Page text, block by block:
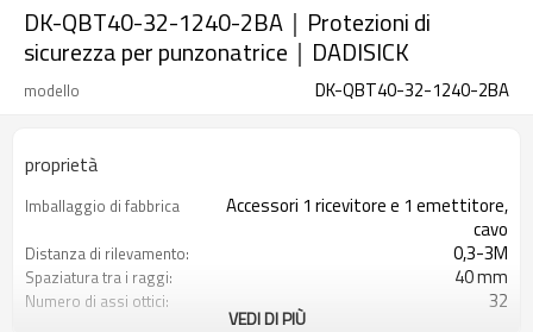
DK-QBT40-32-1240-2BA｜Protezioni di
sicurezza per punzonatrice｜DADISICK
modello DK-QBT40-32-1240-2BA
proprietà
Imballaggio di fabbrica
Accessori 1 ricevitore e 1 emettitore,
cavo
Distanza di rilevamento: 0,3-3M
Spaziatura tra i raggi: 40 mm
Numero di assi ottici: 32
VEDI DI PIÙ